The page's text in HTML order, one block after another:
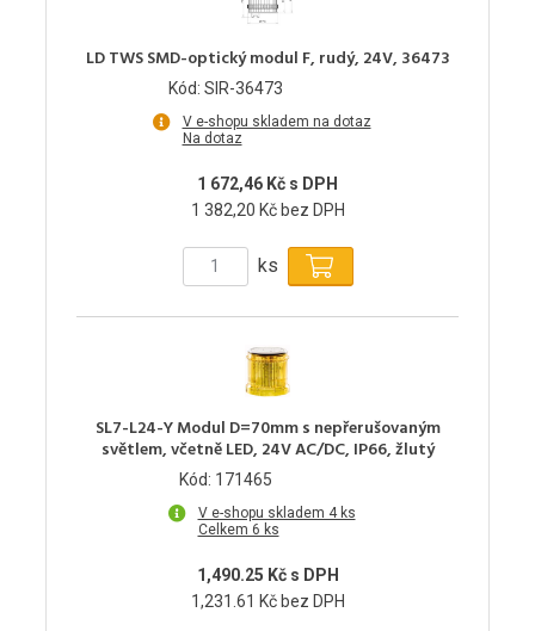
LD TWS SMD-optický modul F, rudý, 24V, 36473
Kód: SIR-36473
V e-shopu skladem na dotaz
Na dotaz
1 672,46 Kč s DPH
1 382,20 Kč bez DPH
ks
SL7-L24-Y Modul D=70mm s nepřerušovaným
světlem, včetně LED, 24V AC/DC, IP66, žlutý
Kód: 171465
V e-shopu skladem 4 ks
Celkem 6 ks
1,490.25 Kč s DPH
1,231.61 Kč bez DPH